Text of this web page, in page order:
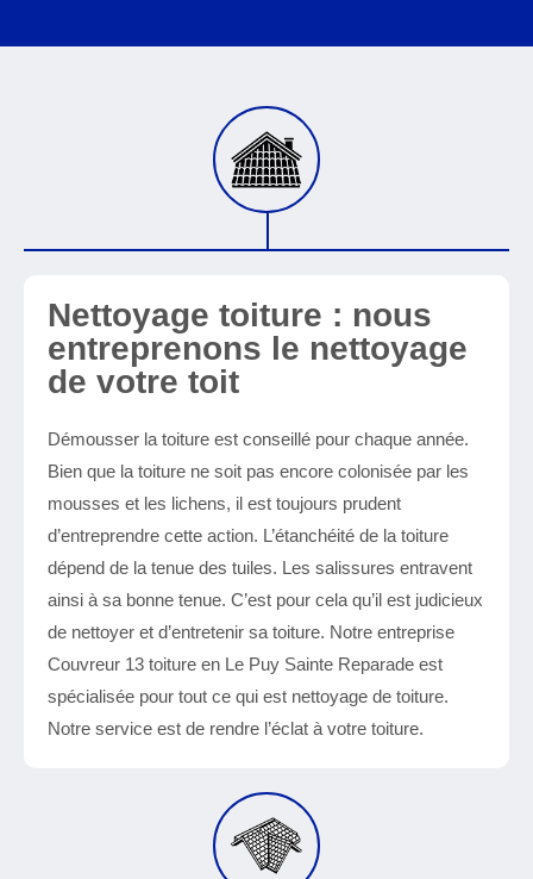
Nettoyage toiture : nous
entreprenons le nettoyage
de votre toit
Démousser la toiture est conseillé pour chaque année.
Bien que la toiture ne soit pas encore colonisée par les
mousses et les lichens, il est toujours prudent
d’entreprendre cette action. L’étanchéité de la toiture
dépend de la tenue des tuiles. Les salissures entravent
ainsi à sa bonne tenue. C’est pour cela qu’il est judicieux
de nettoyer et d’entretenir sa toiture. Notre entreprise
Couvreur 13 toiture en Le Puy Sainte Reparade est
spécialisée pour tout ce qui est nettoyage de toiture.
Notre service est de rendre l’éclat à votre toiture.